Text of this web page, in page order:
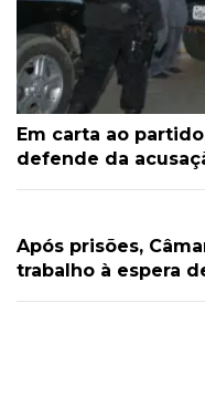
Em carta ao
defende da
Após prisões,
trabalho à espera